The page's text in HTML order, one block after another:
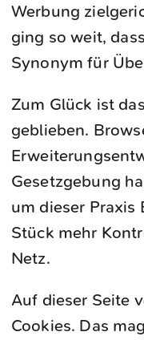
Werbung
ging so weit,
Synonym für
Zum Glück ist
geblieben.
Gesetzgebung
um dieser Praxis
Stück mehr
Netz.
Auf dieser Seite
Cookies. Das